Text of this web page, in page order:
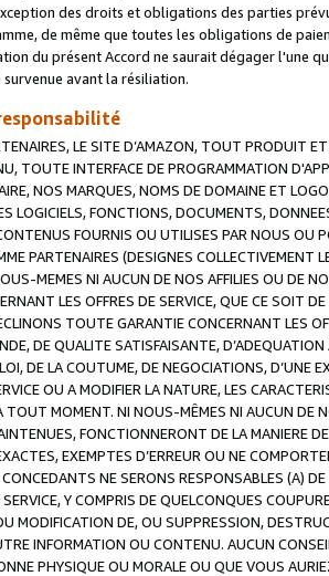
des droits et obligations des parties
de même que toutes les obligations de
du présent Accord ne saurait dégager l'une
avant la résiliation.
LE SITE D’AMAZON, TOUT PRODUIT
TOUTE INTERFACE DE PROGRAMMATION
NOS MARQUES, NOMS DE DOMAINE ET
LOGICIELS, FONCTIONS, DOCUMENTS,
FOURNIS OU UTILISES PAR NOUS OU
PARTENAIRES (DESIGNES COLLECTIVEMENT
MEMES NI AUCUN DE NOS AFFILIES OU DE
LES OFFRES DE SERVICE, QUE CE SOIT
TOUTE GARANTIE CONCERNANT LES
DE QUALITE SATISFAISANTE,
DE LA COUTUME, DE NEGOCIATIONS, D’UNE
OU A MODIFIER LA NATURE, LES
TOUT MOMENT. NI NOUS-MÊMES NI AUCUN DE
FONCTIONNERONT DE LA MANIERE
EXEMPTES D’ERREUR OU NE
NE SERONS RESPONSABLES (A)
Y COMPRIS DE QUELCONQUES
MODIFICATION DE, OU SUPPRESSION,
INFORMATION OU CONTENU. AUCUN
PHYSIQUE OU MORALE OU QUE VOUS